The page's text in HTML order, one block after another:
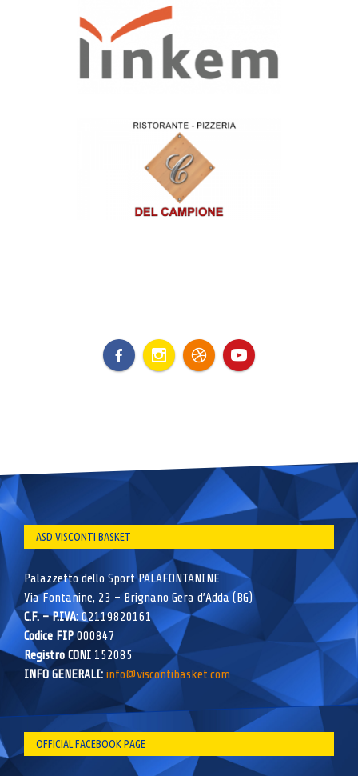
ASD VISCONTI BASKET
Palazzetto dello Sport PALAFONTANINE
Via Fontanine, 23 – Brignano Gera d’Adda (BG)
C.F. – P.IVA:02119820161
Codice FIP000847
Registro CONI 152085
INFO GENERALI: info@viscontibasket.com
OFFICIAL FACEBOOK PAGE